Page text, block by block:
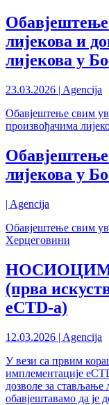
лијекова и
лијекова у
23.03.2026 | Agencija
Обавјештење свим
произвођачима
лијекова у
| Agencija
Обавјештење свим
Херцеговини
(прва
eCTD-a)
12.03.2026 | Agencija
У вези са првим
имплементације
дозволе за стављање
обавјештавамо да